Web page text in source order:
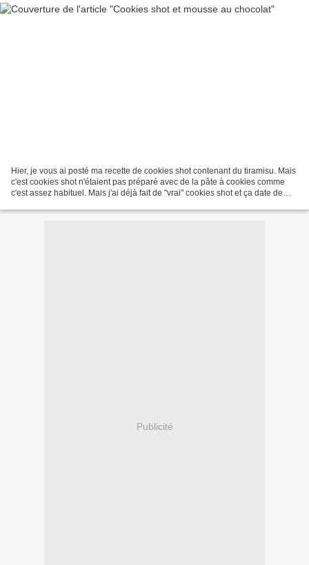
Hier, je vous ai posté ma recette de cookies shot contenant du tiramisu. Mais
c'est cookies shot n'étaient pas préparé avec de la pâte à cookies comme
c'est assez habituel. Mais j'ai déjà fait de "vrai" cookies shot et ça date de
Publicité